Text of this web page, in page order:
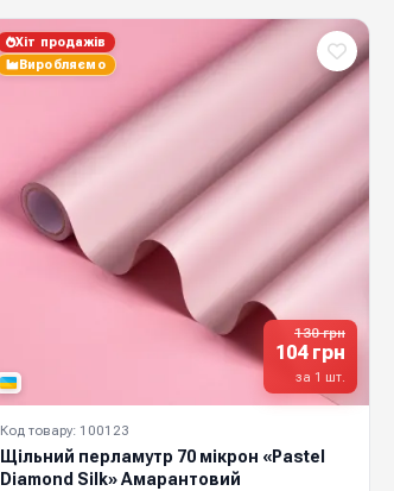
130 грн
104 грн
за 1 шт.
Хіт продажів
Виробляємо
Код товару: 100123
Щільний перламутр 70 мікрон «Pastel
Diamond Silk» Амарантовий